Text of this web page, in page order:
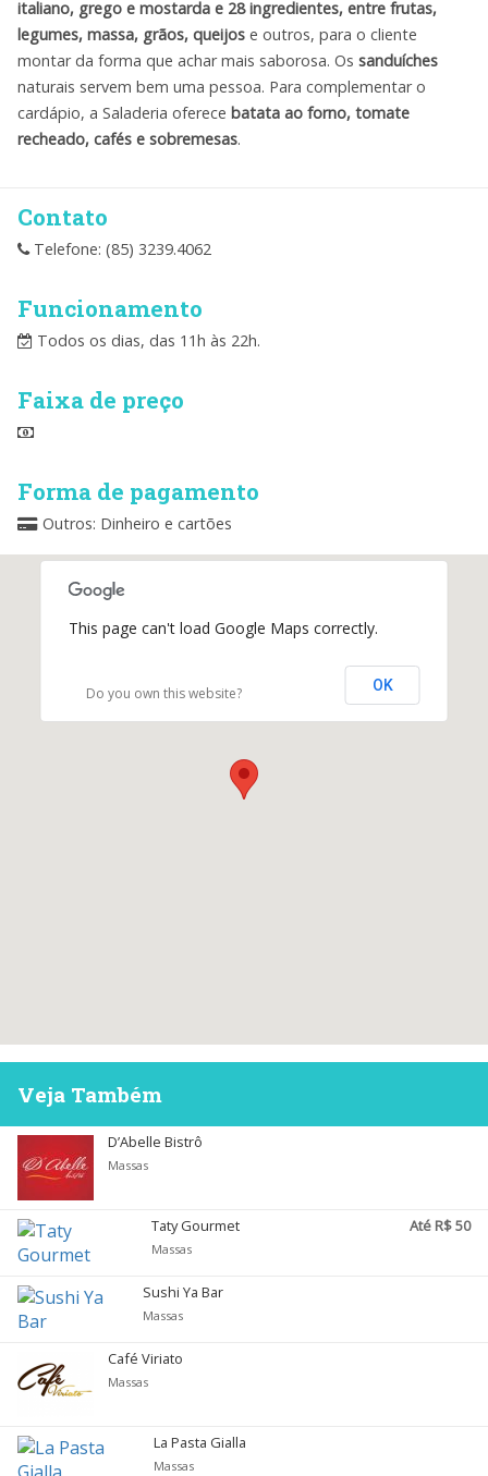
italiano, grego e mostarda e 28 ingredientes, entre frutas,
legumes, massa, grãos, queijos e outros, para o cliente
montar da forma que achar mais saborosa. Os sanduíches
naturais servem bem uma pessoa. Para complementar o
cardápio, a Saladeria oferece batata ao forno, tomate
recheado, cafés e sobremesas.
Contato
Telefone: (85) 3239.4062
Funcionamento
Todos os dias, das 11h às 22h.
Faixa de preço
Forma de pagamento
Outros: Dinheiro e cartões
This page can't load Google Maps correctly.
Do you own this website? OK
Veja Também
D’Abelle Bistrô
Massas
Taty Gourmet
Massas
Até R$ 50
Sushi Ya Bar
Massas
Café Viriato
Massas
La Pasta Gialla
Massas